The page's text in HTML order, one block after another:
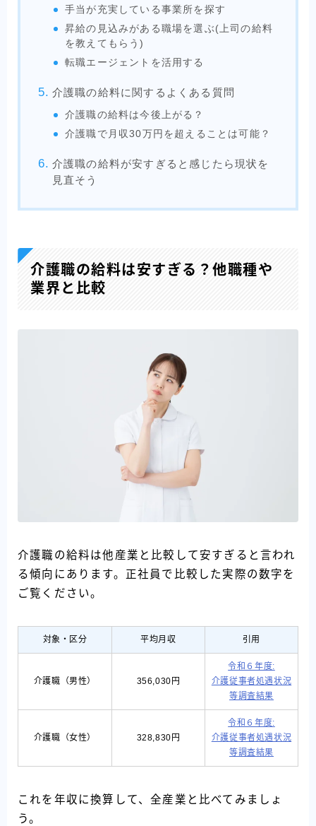
手当が充実している事業所を探す
昇給の見込みがある職場を選ぶ(上司の給料
を教えてもらう)
転職エージェントを活用する
介護職の給料に関するよくある質問
介護職の給料は今後上がる？
介護職で月収30万円を超えることは可能？
介護職の給料が安すぎると感じたら現状を
見直そう
介護職の給料は安すぎる？他職種や
業界と比較
介護職の給料は他産業と比較して安すぎると言われ
る傾向にあります。正社員で比較した実際の数字を
ご覧ください。
対象・区分 平均月収 引用
介護職（男性） 356,030円
令和６年度:
介護従事者処遇状況
等調査結果
介護職（女性） 328,830円
令和６年度:
介護従事者処遇状況
等調査結果
これを年収に換算して、全産業と比べてみましょ
う。